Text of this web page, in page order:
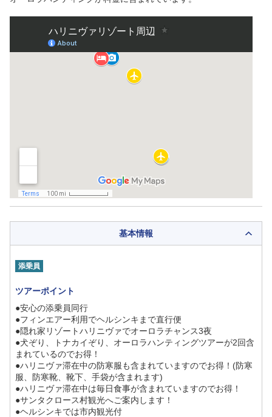
基本情報
添乗員
ツアーポイント
●安心の添乗員同行
●フィンエアー利用でヘルシンキまで直行便
●隠れ家リゾートハリニヴァでオーロラチャンス3夜
●犬ぞり、トナカイぞり、オーロラハンティングツアーが2回含
まれているのでお得！
●ハリニヴァ滞在中の防寒服も含まれていますのでお得！(防寒
服、防寒靴、靴下、手袋が含まれます)
●ハリニヴァ滞在中は毎日食事が含まれていますのでお得！
●サンタクロース村観光へご案内します！
●ヘルシンキでは市内観光付